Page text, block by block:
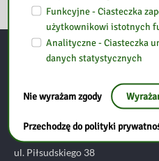
Biblioteka Pedagogiczna w
ul. Piłsudskiego 38
Funkcyjne - Ciasteczka
użytkownikowi istotnych
Analityczne - Ciasteczka
danych statystycznych
Nie wyrażam zgody
Przechodzę do polityki